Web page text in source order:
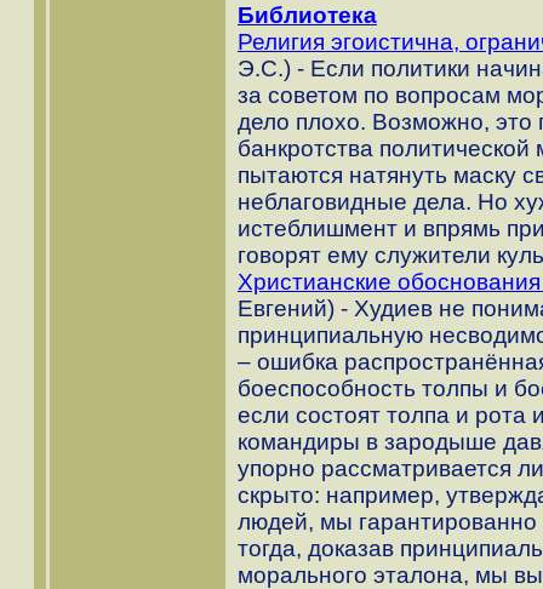
Библиотека
Религия эгоистична,
Э.С.) - Если политики
за советом по вопросам
дело плохо. Возможно, это
банкротства
пытаются натянуть маску
неблаговидные дела. Но
истеблишмент и впрямь
говорят ему служители
Христианские
Евгений) - Худиев не
принципиальную
– ошибка
боеспособность толпы и
если состоят толпа и
командиры в зародыше
упорно рассматривается
скрыто: например,
людей, мы
тогда, доказав
морального эталона, мы